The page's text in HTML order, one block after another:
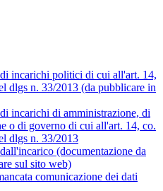
incarichi politici di cui all'art. 14,
dlgs n. 33/2013 (da pubblicare in
incarichi di amministrazione, di
o di governo di cui all'art. 14, co.
dlgs n. 33/2013
(documentazione da
sul sito web)
comunicazione dei dati